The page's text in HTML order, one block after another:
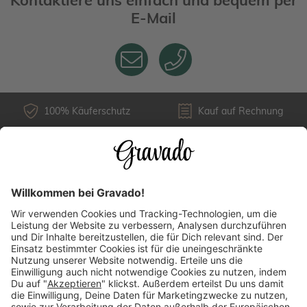
E-Mail
100% Käuferschutz Kauf auf Rechnung
Über uns
Versandarten
Länderauswahl